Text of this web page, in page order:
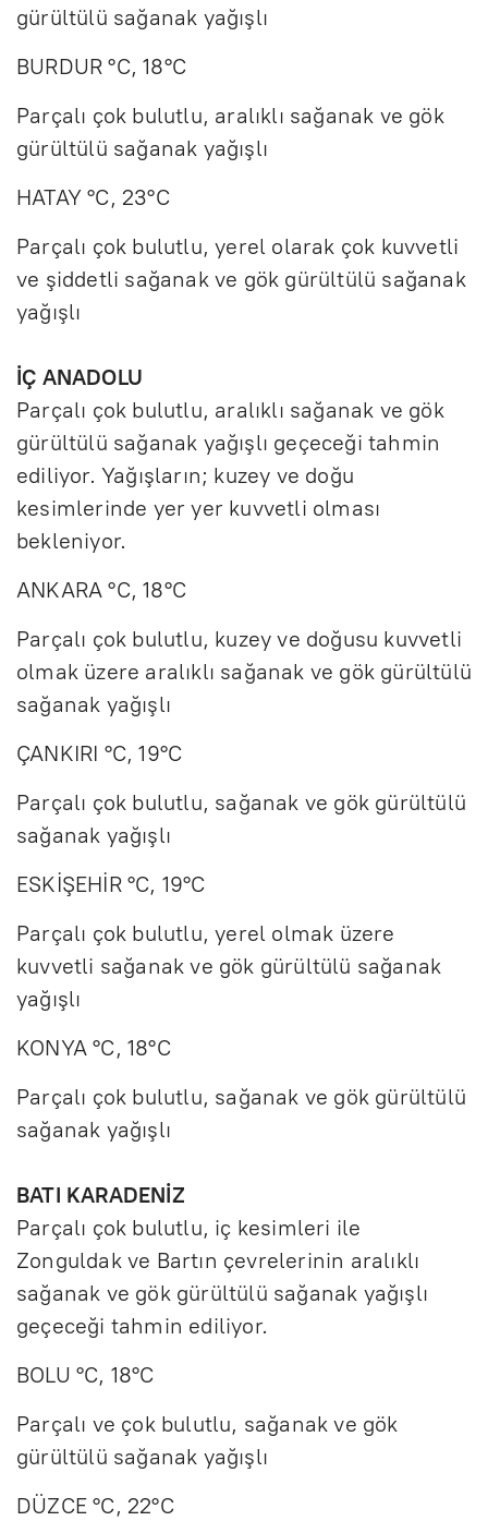
gürültülü sağanak yağışlı
BURDUR °C, 18°C
Parçalı çok bulutlu, aralıklı sağanak ve gök
gürültülü sağanak yağışlı
HATAY °C, 23°C
Parçalı çok bulutlu, yerel olarak çok kuvvetli
ve şiddetli sağanak ve gök gürültülü sağanak
yağışlı
İÇ ANADOLU
Parçalı çok bulutlu, aralıklı sağanak ve gök
gürültülü sağanak yağışlı geçeceği tahmin
ediliyor. Yağışların; kuzey ve doğu
kesimlerinde yer yer kuvvetli olması
bekleniyor.
ANKARA °C, 18°C
Parçalı çok bulutlu, kuzey ve doğusu kuvvetli
olmak üzere aralıklı sağanak ve gök gürültülü
sağanak yağışlı
ÇANKIRI °C, 19°C
Parçalı çok bulutlu, sağanak ve gök gürültülü
sağanak yağışlı
ESKİŞEHİR °C, 19°C
Parçalı çok bulutlu, yerel olmak üzere
kuvvetli sağanak ve gök gürültülü sağanak
yağışlı
KONYA °C, 18°C
Parçalı çok bulutlu, sağanak ve gök gürültülü
sağanak yağışlı
BATI KARADENİZ
Parçalı çok bulutlu, iç kesimleri ile
Zonguldak ve Bartın çevrelerinin aralıklı
sağanak ve gök gürültülü sağanak yağışlı
geçeceği tahmin ediliyor.
BOLU °C, 18°C
Parçalı ve çok bulutlu, sağanak ve gök
gürültülü sağanak yağışlı
DÜZCE °C, 22°C